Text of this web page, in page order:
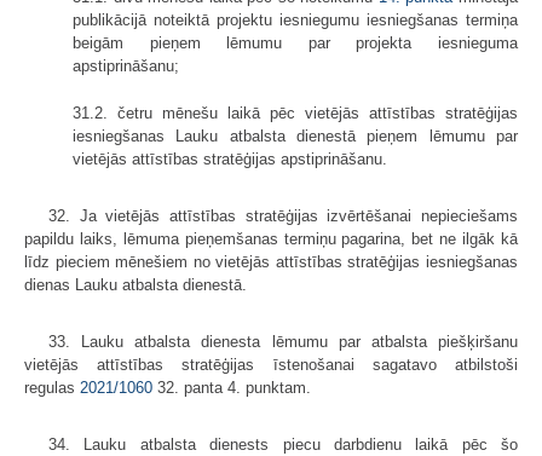
publikācijā noteiktā projektu iesniegumu iesniegšanas termiņa
beigām pieņem lēmumu par projekta iesnieguma
apstiprināšanu;
31.2. četru mēnešu laikā pēc vietējās attīstības stratēģijas
iesniegšanas Lauku atbalsta dienestā pieņem lēmumu par
vietējās attīstības stratēģijas apstiprināšanu.
32. Ja vietējās attīstības stratēģijas izvērtēšanai nepieciešams
papildu laiks, lēmuma pieņemšanas termiņu pagarina, bet ne ilgāk kā
līdz pieciem mēnešiem no vietējās attīstības stratēģijas iesniegšanas
dienas Lauku atbalsta dienestā.
33. Lauku atbalsta dienesta lēmumu par atbalsta piešķiršanu
vietējās attīstības stratēģijas īstenošanai sagatavo atbilstoši
regulas 2021/1060 32. panta 4. punktam.
34. Lauku atbalsta dienests piecu darbdienu laikā pēc šo